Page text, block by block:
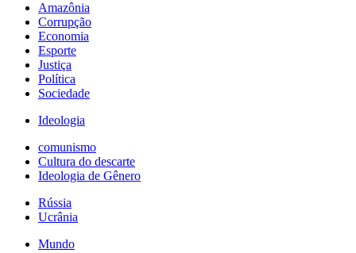
Amazônia
Corrupção
Economia
Esporte
Justiça
Política
Sociedade
Ideologia
comunismo
Cultura do descarte
Ideologia de Gênero
Rússia
Ucrânia
Mundo